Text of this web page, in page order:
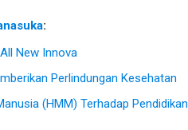
:
New Innova
Perlindungan Kesehatan
(HMM) Terhadap Pendidikan